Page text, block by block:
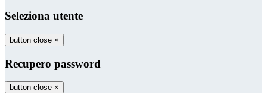
Seleziona utente
button close ×
Recupero password
button close ×